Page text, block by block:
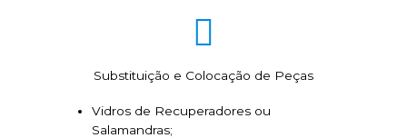
Substituição e Colocação de Peças
Vidros de Recuperadores ou
Salamandras;